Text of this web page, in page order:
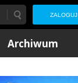
ZALOGUJ
Archiwum